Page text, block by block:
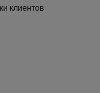
клиентов